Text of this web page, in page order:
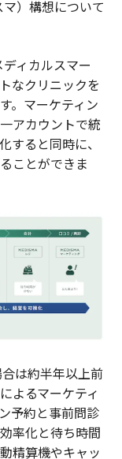
）構想について
ィカルスマー
なクリニックを
。マーケティン
アカウントで統
すると同時に、
ことができま
は約半年以上前
よるマーケティ
予約と事前問診
率化と待ち時間
精算機やキャッ